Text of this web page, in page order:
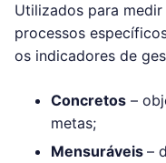
Utilizados para
processos
os indicadores de
Concretos –
metas;
Mensuráveis –